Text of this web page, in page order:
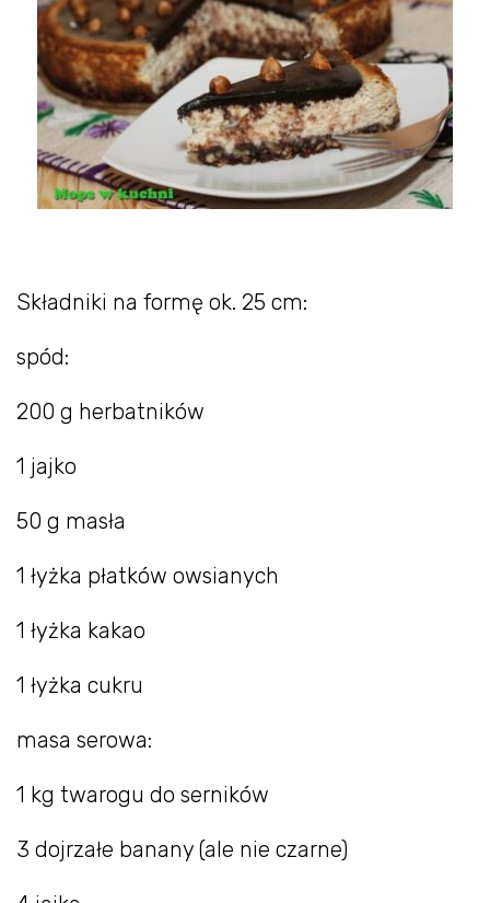
Składniki na formę ok. 25 cm:
spód:
200 g herbatników
1 jajko
50 g masła
1 łyżka płatków owsianych
1 łyżka kakao
1 łyżka cukru
masa serowa:
1 kg twarogu do serników
3 dojrzałe banany (ale nie czarne)